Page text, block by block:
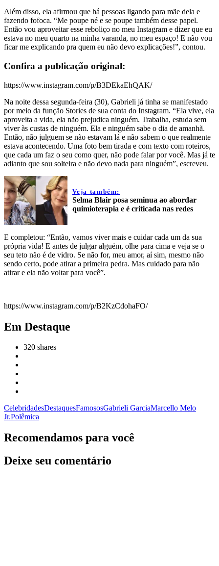
Além disso, ela afirmou que há pessoas ligando para mãe dela e
fazendo fofoca. “Me poupe né e se poupe também desse papel.
Então vou aproveitar esse reboliço no meu Instagram e dizer que eu
estava no meu quarto na minha varanda, no meu espaço! E não vou
ficar me explicando pra quem eu não devo explicações!”, contou.
Confira a publicação original:
https://www.instagram.com/p/B3DEkaEhQAK/
Na noite dessa segunda-feira (30), Gabrieli já tinha se manifestado
por meio da função Stories de sua conta do Instagram. “Ela vive, ela
aproveita a vida, ela não prejudica ninguém. Trabalha, estuda sem
viver às custas de ninguém. Ela e ninguém sabe o dia de amanhã.
Então, não julguem se não estavam lá e não sabem o que realmente
estava acontecendo. Uma foto bem tirada e com texto com roteiros,
que cada um faz o seu como quer, não pode falar por você. Mas já te
adianto que sou solteira e não devo nada para ninguém”, escreveu.
Veja também:
Selma Blair posa seminua ao abordar
quimioterapia e é criticada nas redes
E completou: “Então, vamos viver mais e cuidar cada um da sua
própria vida! E antes de julgar alguém, olhe para cima e veja se o
seu teto não é de vidro. Se não for, meu amor, aí sim, mesmo não
sendo certo, pode atirar a primeira pedra. Mas cuidado para não
atirar e ela não voltar para você”.
https://www.instagram.com/p/B2KzCdohaFO/
Em Destaque
320 shares
CelebridadesDestaquesFamososGabrieli GarciaMarcello Melo
Jr.Polêmica
Recomendamos para você
Deixe seu comentário